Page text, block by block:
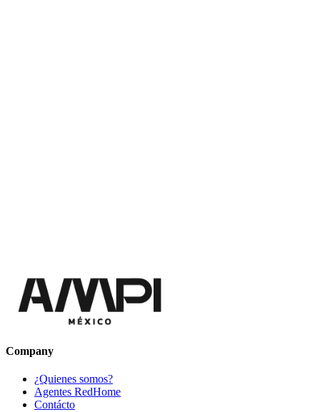
Company
¿Quienes somos?
Agentes RedHome
Contácto